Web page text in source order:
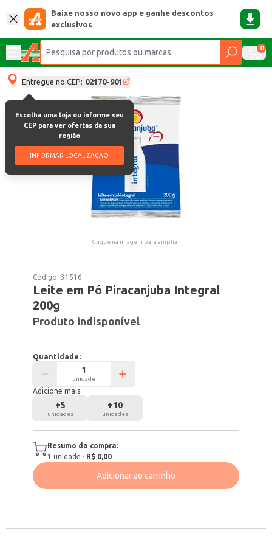
Baixe nosso novo app e ganhe descontos
exclusivos
0
Entregue no CEP: 02170-901
Escolha uma loja ou informe seu
CEP para ver ofertas da sua
região
INFORMAR LOCALIZAÇÃO
Clique na imagem para ampliar.
Código:31516
Leite em Pó Piracanjuba Integral
200g
Produto indisponível
Quantidade:
unidade
Adicione mais:
+5
unidades
+10
unidades
Resumo da compra:
1 unidade · R$ 0,00
Adicionar ao carrinho